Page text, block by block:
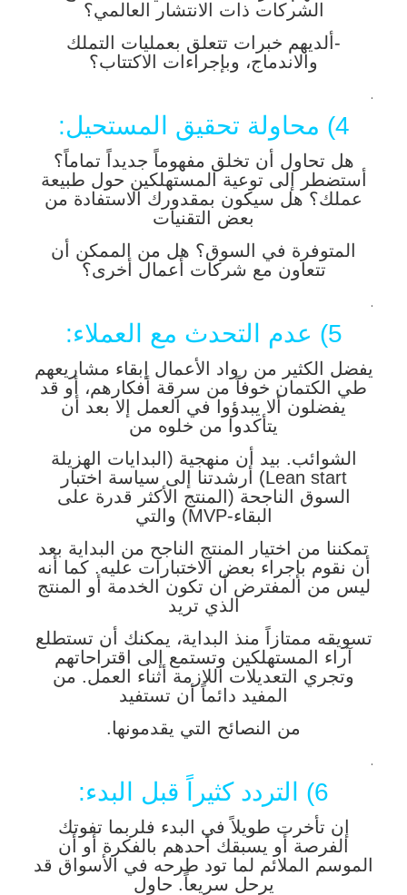
الشركات ذات الانتشار العالمي؟
-ألديهم خبرات تتعلق بعمليات التملك
والاندماج، وبإجراءات الاكتتاب؟
.
4) محاولة تحقيق المستحيل:
هل تحاول أن تخلق مفهوماً جديداً تماماً؟
أستضطر إلى توعية المستهلكين حول طبيعة
عملك؟ هل سيكون بمقدورك الاستفادة من
بعض التقنيات
المتوفرة في السوق؟ هل من الممكن أن
تتعاون مع شركات أعمال أخرى؟
.
5) عدم التحدث مع العملاء:
يفضل الكثير من رواد الأعمال إبقاء مشاريعهم
طي الكتمان خوفاً من سرقة أفكارهم، أو قد
يفضلون ألا يبدؤوا في العمل إلا بعد أن
يتأكدوا من خلوه من
الشوائب. بيد أن منهجية (البدايات الهزيلة
Lean start) أرشدتنا إلى سياسة اختبار
السوق الناجحة (المنتج الأكثر قدرة على
البقاء-MVP) والتي
تمكننا من اختيار المنتج الناجح من البداية بعد
أن نقوم بإجراء بعض الاختبارات عليه. كما أنه
ليس من المفترض أن تكون الخدمة أو المنتج
الذي تريد
تسويقه ممتازاً منذ البداية، يمكنك أن تستطلع
آراء المستهلكين وتستمع إلى اقتراحاتهم
وتجري التعديلات اللازمة أثناء العمل. من
المفيد دائماً أن تستفيد
من النصائح التي يقدمونها.
.
6) التردد كثيراً قبل البدء:
إن تأخرت طويلاً في البدء فلربما تفوتك
الفرصة أو يسبقك أحدهم بالفكرة أو أن
الموسم الملائم لما تود طرحه في الأسواق قد
يرحل سريعاً. حاول